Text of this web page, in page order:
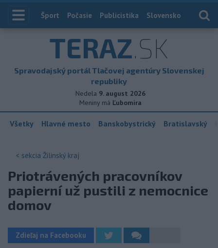
Index
Šport Počasie Publicistika Slovensko
TERAZ.SK
Spravodajský portál Tlačovej agentúry Slovenskej
republiky
Nedela 9. august 2026
Meniny má Ľubomíra
Všetky Hlavné mesto Banskobystrický Bratislavský
< sekcia Žilinský kraj
Priotrávených pracovníkov
papierní už pustili z nemocnice
domov
Zdieľaj na Facebooku